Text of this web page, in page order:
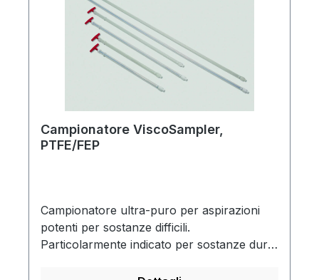
commerciali con aperture di almeno 32 mm
di diametro. Tutte le superfici sono non
porose e prive di fessure per evitare
l'accumulo di sporco. Vengono utilizzati
solo filetti a profilo tondo, adatti alle
applicazioni di igiene alimentare. Semplice
da smontare e pulire.
Campionatore ViscoSampler,
PTFE/FEP
Campionatore ultra-puro per aspirazioni
potenti per sostanze difficili.
Particolarmente indicato per sostanze dure